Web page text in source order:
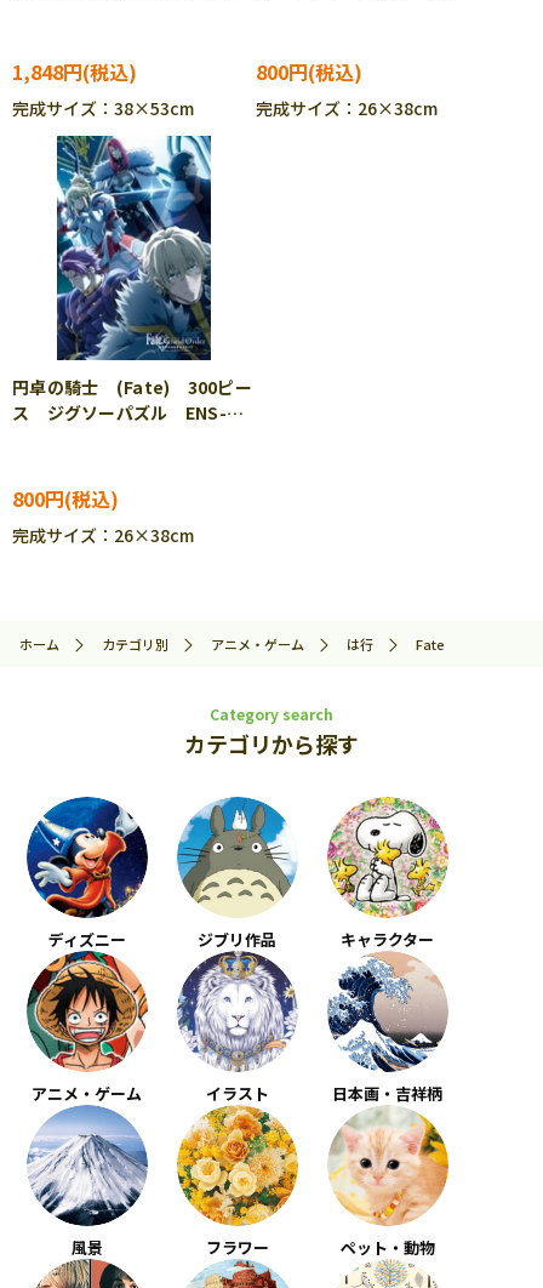
1,848円
完成サイズ：38×53cm
800円
完成サイズ：26×38cm
円卓の騎士 (Fate) 300ピー
ス ジグソーパズル ENS-
800円
完成サイズ：26×38cm
ホーム カテゴリ別 アニメ・ゲーム は行 Fate
Category search
カテゴリから探す
ディズニー ジブリ作品 キャラクター
アニメ・ゲーム イラスト 日本画・吉祥柄
風景 フラワー ペット・動物